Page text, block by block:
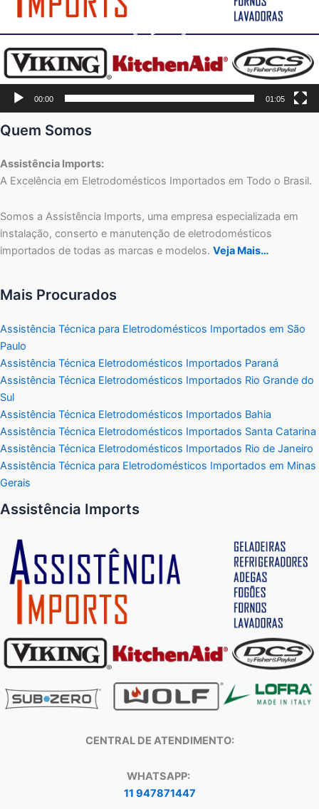
00:00 01:05
Quem Somos
Assistência Imports:
A Excelência em Eletrodomésticos Importados em Todo o Brasil.
Somos a Assistência Imports, uma empresa especializada em
instalação, conserto e manutenção de eletrodomésticos
importados de todas as marcas e modelos. Veja Mais…
Mais Procurados
Assistência Técnica para Eletrodomésticos Importados em São
Paulo
Assistência Técnica Eletrodomésticos Importados Paraná
Assistência Técnica Eletrodomésticos Importados Rio Grande do
Sul
Assistência Técnica Eletrodomésticos Importados Bahia
Assistência Técnica Eletrodomésticos Importados Santa Catarina
Assistência Técnica Eletrodomésticos Importados Rio de Janeiro
Assistência Técnica para Eletrodomésticos Importados em Minas
Gerais
Assistência Imports
CENTRAL DE ATENDIMENTO:
WHATSAPP:
11 947871447